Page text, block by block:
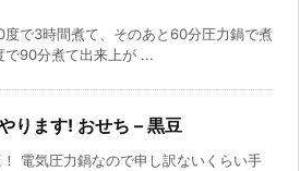
度で3時間煮て、そのあと60分圧力鍋で煮
で90分煮て出来上が ...
ります! おせち – 黒豆
電気圧力鍋なので申し訳ないくらい手